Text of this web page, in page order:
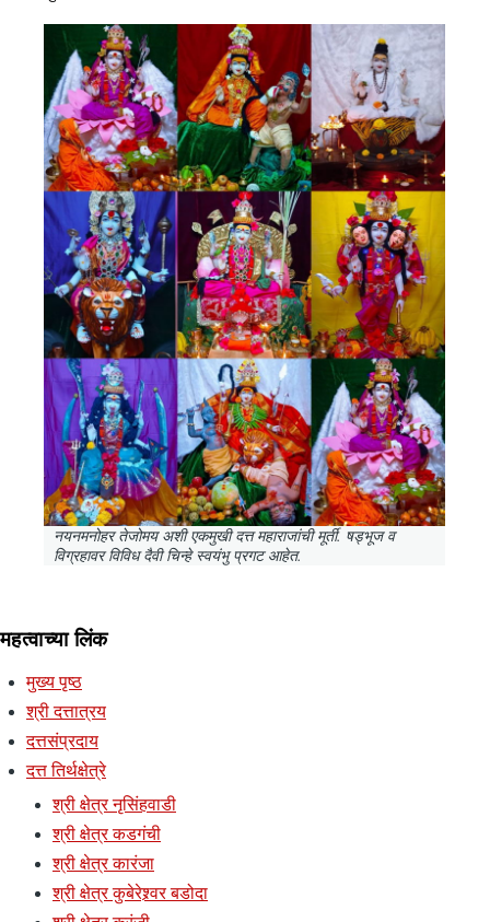
नयनमनोहर तेजोमय अशी एकमुखी दत्त महाराजांची मूर्ती. षड्भूज व
विग्रहावर विविध दैवी चिन्हे स्वयंभु प्रगट आहेत.
महत्वाच्या लिंक
मुख्य पृष्ठ
श्री दत्तात्रय
दत्तसंप्रदाय
दत्त तिर्थक्षेत्रे
श्री क्षेत्र नृसिंहवाडी
श्री क्षेत्र कडगंची
श्री क्षेत्र कारंजा
श्री क्षेत्र कुबेरेश्र्वर बडोदा